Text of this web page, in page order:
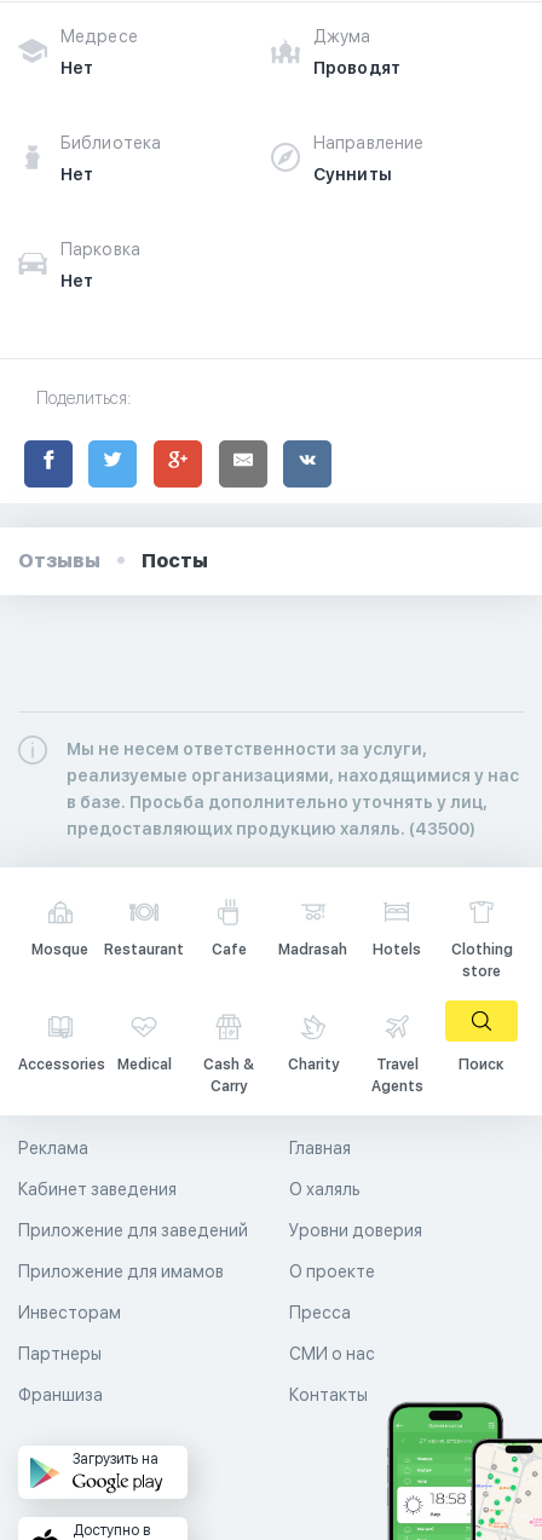
Медресе
Нет
Джума
Проводят
Библиотека
Нет
Направление
Сунниты
Парковка
Нет
Поделиться:
Отзывы Посты
Мы не несем ответственности за услуги,
реализуемые организациями, находящимися у нас
в базе. Просьба дополнительно уточнять у лиц,
предоставляющих продукцию халяль. (43500)
Mosque Restaurant Cafe Madrasah Hotels
Clothing
store
Accessories Medical
Cash &
Carry
Charity
Travel
Agents
Поиск
Главная
О халяль
Уровни доверия
Реклама
Кабинет заведения
Приложение для заведений
Приложение для имамов О проекте
Пресса
СМИ о нас
Контакты
Инвесторам
Партнеры
Франшиза
Загрузить на
Доступно в